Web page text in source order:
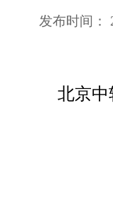
发布时间：
北京中